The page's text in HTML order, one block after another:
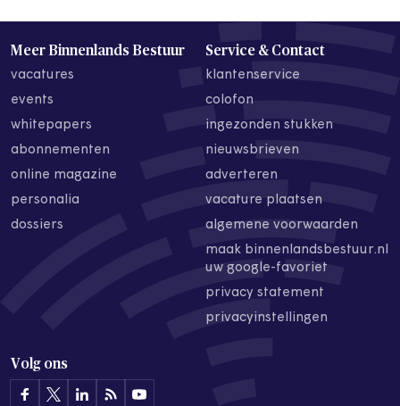
Meer Binnenlands Bestuur
vacatures
events
whitepapers
abonnementen
online magazine
personalia
dossiers
Service & Contact
klantenservice
colofon
ingezonden stukken
nieuwsbrieven
adverteren
vacature plaatsen
algemene voorwaarden
maak binnenlandsbestuur.nl
uw google-favoriet
privacy statement
privacyinstellingen
Volg ons